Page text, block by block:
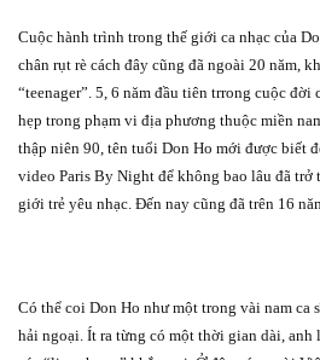
Cuộc hành trình trong thế giới ca nhạc của
chân rụt rè cách đây cũng đã ngoài 20 năm,
“teenager”. 5, 6 năm đầu tiên trrong cuộc
hẹp trong phạm vi địa phương thuộc miền
thập niên 90, tên tuổi Don Ho mới được biết
video Paris By Night để không bao lâu đã
giới trẻ yêu nhạc. Đến nay cũng đã trên 16
Có thể coi Don Ho như một trong vài nam ca
hải ngoại. Ít ra từng có một thời gian dài, anh